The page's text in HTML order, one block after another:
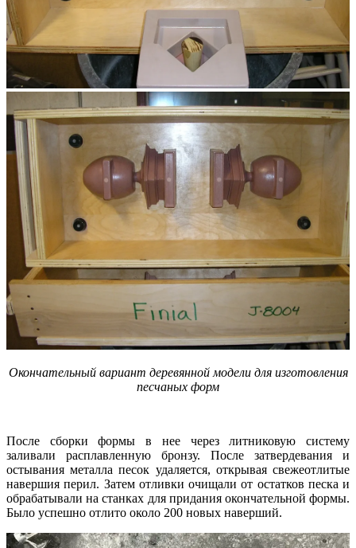
Окончательный вариант деревянной модели для изготовления
песчаных форм
После сборки формы в нее через литниковую систему
заливали расплавленную бронзу. После затвердевания и
остывания металла песок удаляется, открывая свежеотлитые
навершия перил. Затем отливки очищали от остатков песка и
обрабатывали на станках для придания окончательной формы.
Было успешно отлито около 200 новых наверший.